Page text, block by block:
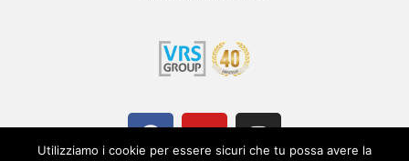
F
a
Y
o
I
n
Utilizziamo i cookie per essere sicuri che tu possa avere la